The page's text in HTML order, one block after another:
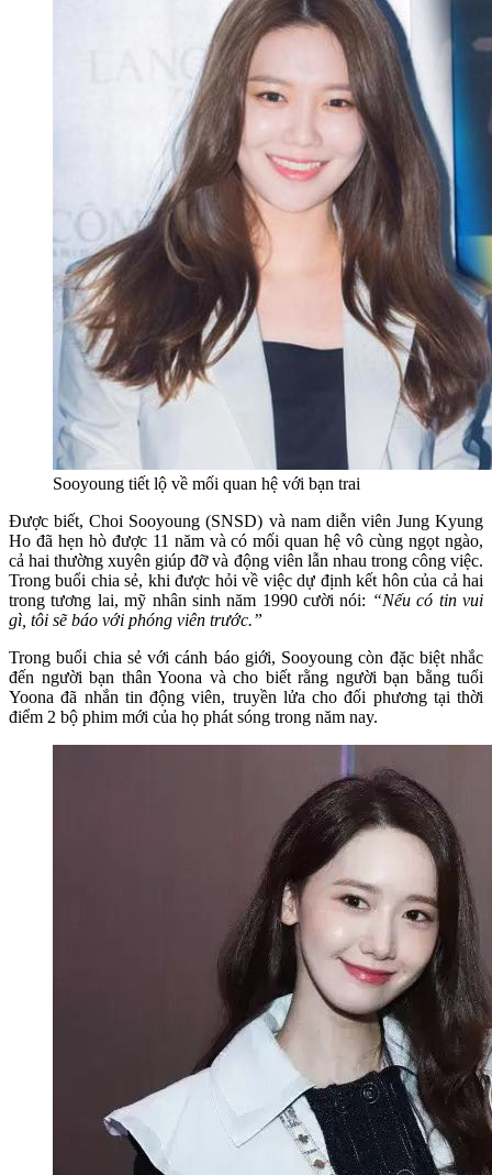
Sooyoung tiết lộ về mối quan hệ với bạn trai
Được biết, Choi Sooyoung (SNSD) và nam diễn viên Jung Kyung
Ho đã hẹn hò được 11 năm và có mối quan hệ vô cùng ngọt ngào,
cả hai thường xuyên giúp đỡ và động viên lẫn nhau trong công việc.
Trong buổi chia sẻ, khi được hỏi về việc dự định kết hôn của cả hai
trong tương lai, mỹ nhân sinh năm 1990 cười nói: “Nếu có tin vui
gì, tôi sẽ báo với phóng viên trước.”
Trong buổi chia sẻ với cánh báo giới, Sooyoung còn đặc biệt nhắc
đến người bạn thân Yoona và cho biết rằng người bạn bằng tuổi
Yoona đã nhắn tin động viên, truyền lửa cho đối phương tại thời
điểm 2 bộ phim mới của họ phát sóng trong năm nay.